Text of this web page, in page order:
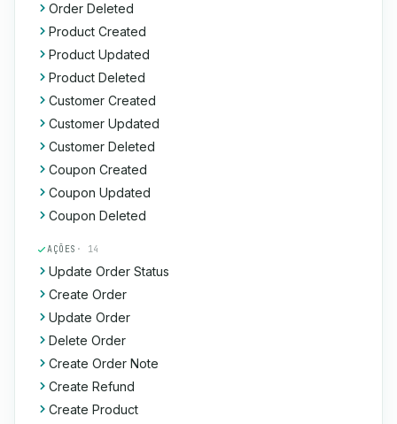
Order Deleted
Product Created
Product Updated
Product Deleted
Customer Created
Customer Updated
Customer Deleted
Coupon Created
Coupon Updated
Coupon Deleted
AÇÕES · 14
Update Order Status
Create Order
Update Order
Delete Order
Create Order Note
Create Refund
Create Product